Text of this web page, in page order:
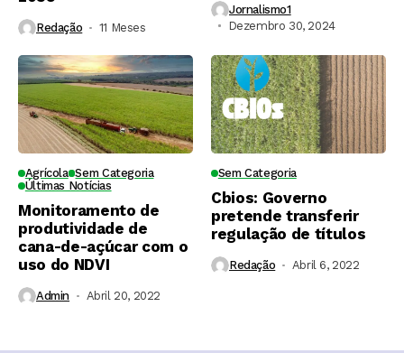
Redação 11 Meses ⁮
Jornalismo1
Dezembro 30, 2024
Agrícola Sem Categoria
Últimas Notícias
Monitoramento de
produtividade de
cana-de-açúcar com o
uso do NDVI
Admin Abril 20, 2022
Sem Categoria
Cbios: Governo
pretende transferir
regulação de títulos
Redação Abril 6, 2022